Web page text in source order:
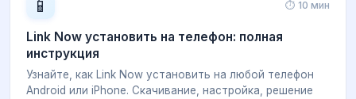
📱 ⏱ 10 мин
Link Now установить на телефон: полная
инструкция
Узнайте, как Link Now установить на любой телефон
Android или iPhone. Скачивание, настройка, решение